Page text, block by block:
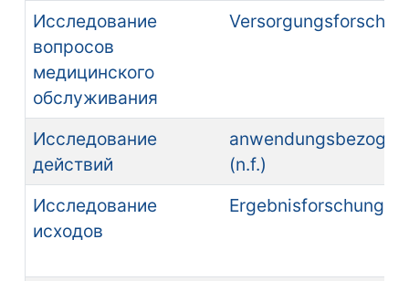
Исследование
вопросов
медицинского
обслуживания
Исследование
действий
(n.f.)
Исследование
исходов
Ergebnisforschung